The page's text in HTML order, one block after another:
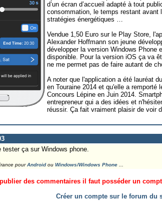
d’un écran d’accueil adapté à tout
consommation, le temps restant avant
stratégies énergétiques …
Vendue 1,50 Euro sur le Play Store,
Alexander Hoffmann son jeune
développer la version Windows Phone
disponible. Pour la version iOS ça va
ne me permet pas de faire autant de
A noter que l'application a été lauréat
en Touraine 2014 et qu'elle a remporté
Concours Lépine en Juin 2014.
entrepreneur qui a des idées et
réussir. Ça fait vraiment plaisir de voir
ça sur Windows phone.
pourAndroidou Windows/Windows Phone...
des commentaires il faut posséder un
Créer un compte sur le forum du